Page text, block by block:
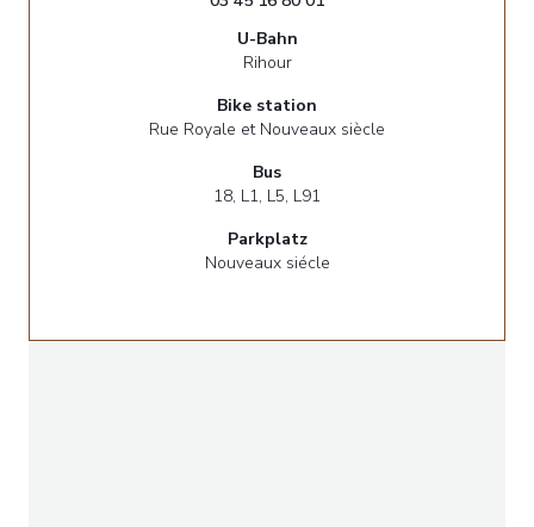
U-Bahn
Rihour
Bike station
Rue Royale et Nouveaux siècle
Bus
18, L1, L5, L91
Parkplatz
Nouveaux siécle